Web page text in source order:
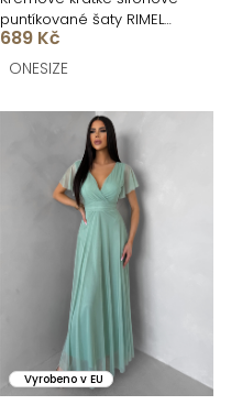
puntíkované šaty RIMELO
s kraťásky
689 Kč
ONESIZE
Vyrobeno v EU